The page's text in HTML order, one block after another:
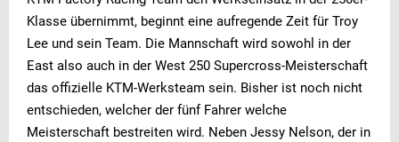
Klasse übernimmt, beginnt eine aufregende Zeit für Troy
Lee und sein Team. Die Mannschaft wird sowohl in der
East also auch in der West 250 Supercross-Meisterschaft
das offizielle KTM-Werksteam sein. Bisher ist noch nicht
entschieden, welcher der fünf Fahrer welche
Meisterschaft bestreiten wird. Neben Jessy Nelson, der in